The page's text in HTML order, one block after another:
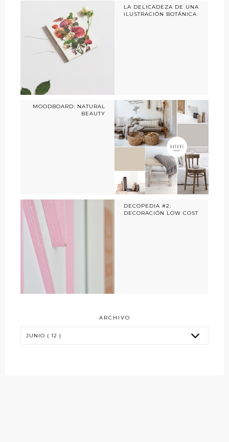
LA DELICADEZA DE UNA
ILUSTRACIÓN BOTÁNICA
MOODBOARD: NATURAL
BEAUTY
DECOPEDIA #2:
DECORACIÓN LOW COST
ARCHIVO